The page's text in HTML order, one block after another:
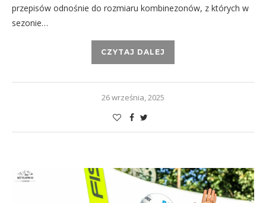
przepisów odnośnie do rozmiaru kombinezonów, z których w
sezonie…
CZYTAJ DALEJ
26 września, 2025